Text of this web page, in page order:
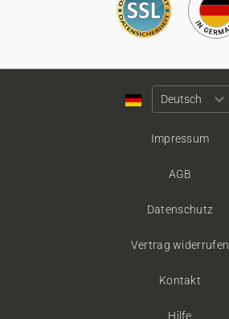
Impressum
AGB
Datenschutz
Vertrag widerrufen
Kontakt
Hilfe